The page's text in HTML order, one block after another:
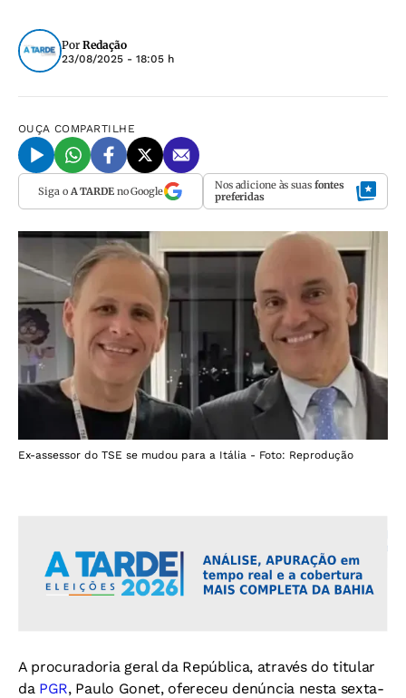
Por Redação
23/08/2025 - 18:05 h
OUÇA COMPARTILHE
Siga o A TARDEno Google Nos adicione às suas fontes
preferidas
Ex-assessor do TSE se mudou para a Itália - Foto: Reprodução
A procuradoria geral da República, através do titular
da PGR, Paulo Gonet, ofereceu denúncia nesta sexta-